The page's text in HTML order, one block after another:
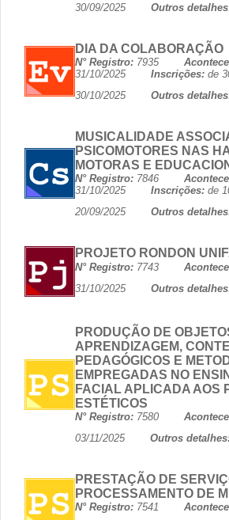
30/09/2025 Outros
DIA DA COLABORAÇÃO
N° Registro: 7935
31/10/2025 Inscrições: de
30/10/2025 Outros
MUSICALIDADE
PSICOMOTORES NAS
MOTORAS E
N° Registro: 7846
31/10/2025 Inscrições: de
20/09/2025 Outros
PROJETO RONDON
N° Registro: 7743
31/10/2025 Outros
PRODUÇÃO DE
APRENDIZAGEM,
PEDAGÓGICOS E
EMPREGADAS NO
FACIAL APLICADA AOS
ESTÉTICOS
N° Registro: 7580
03/11/2025 Outros
PRESTAÇÃO DE
PROCESSAMENTO DE
N° Registro: 7541